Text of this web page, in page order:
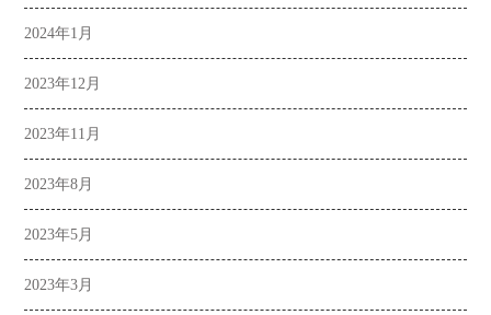
2024年1月
2023年12月
2023年11月
2023年8月
2023年5月
2023年3月